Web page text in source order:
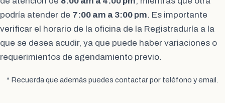
podría atender de 7:00 am a 3:00 pm. Es importante
verificar el horario de la oficina de la Registraduría a la
que se desea acudir, ya que puede haber variaciones o
requerimientos de agendamiento previo.
* Recuerda que además puedes contactar por teléfono y email.